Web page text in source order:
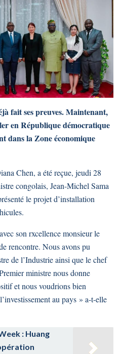
fait ses preuves. Maintenant,
en République démocratique
dans la Zone économique
Chen, a été reçue, jeudi 28
congolais, Jean-Michel Sama
le projet d’installation
son rxcellence monsieur le
rencontre. Nous avons pu
de l’Industrie ainsi que le chef
ministre nous donne
et nous voudrions bien
au pays » a-t-elle
: Huang